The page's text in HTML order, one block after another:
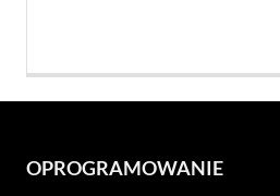
OPROGRAMOWANIE